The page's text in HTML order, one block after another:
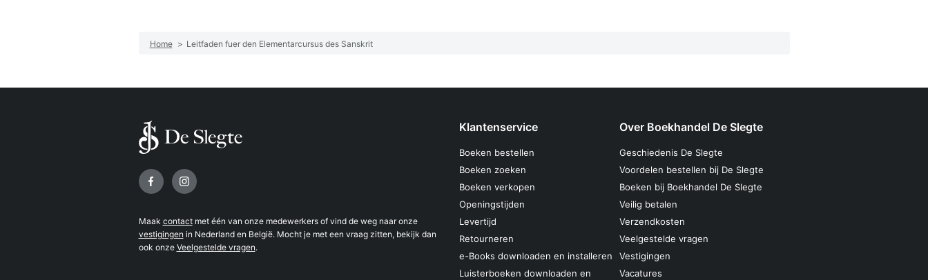
Home > Leitfaden fuer den Elementarcursus des Sanskrit
Volg ons op
Maak contactmet één van onze medewerkers of vind de weg naar onze
vestigingen in Nederland en België. Mocht je met een vraag zitten, bekijk dan
ook onze Veelgestelde vragen.
Klantenservice
Boeken bestellen
Boeken zoeken
Boeken verkopen
Openingstijden
Levertijd
Retourneren
e-Books downloaden en installeren
Luisterboeken downloaden en
Over Boekhandel De Slegte
Geschiedenis De Slegte
Voordelen bestellen bij De Slegte
Boeken bij Boekhandel De Slegte
Veilig betalen
Verzendkosten
Veelgestelde vragen
Vestigingen
Vacatures